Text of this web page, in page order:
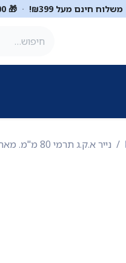
משלוח חינם מעל ₪399! · 🎁 1,500 ₪ הנחה על SM7 בקניה באתר בקוד
נייר א.ק.ג תרמי 80 מ"מ. מארז 3 גלילים. תואם Comen CM300/H3/H12/CM1200B. ס.מדיק יבוא